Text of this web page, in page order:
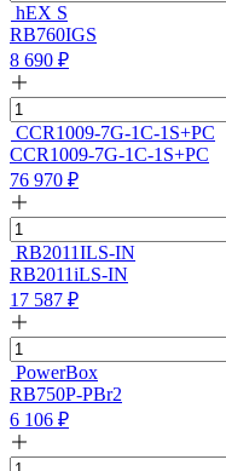
hEX S
RB760IGS
8 690 ₽
CCR1009-7G-1C-1S+PC
CCR1009-7G-1C-1S+PC
76 970 ₽
RB2011ILS-IN
RB2011iLS-IN
17 587 ₽
PowerBox
RB750P-PBr2
6 106 ₽